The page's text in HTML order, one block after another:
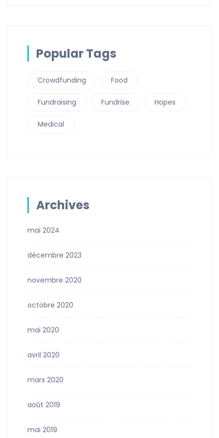
Popular Tags
Crowdfunding Food
Fundraising Fundrise Hopes
Medical
Archives
mai 2024
décembre 2023
novembre 2020
octobre 2020
mai 2020
avril 2020
mars 2020
août 2019
mai 2019